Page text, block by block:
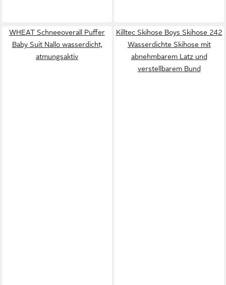
WHEAT Schneeoverall Puffer
Baby Suit Nallo wasserdicht,
atmungsaktiv
Killtec Skihose Boys Skihose 242
Wasserdichte Skihose mit
abnehmbarem Latz und
verstellbarem Bund